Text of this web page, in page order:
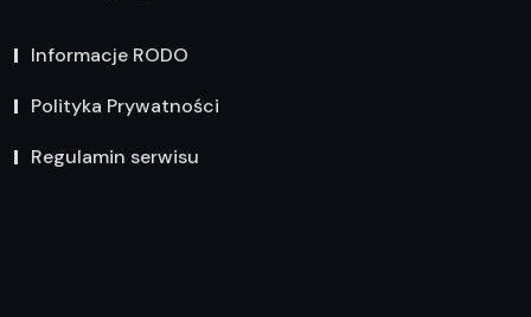
Informacje RODO
Polityka Prywatności
Regulamin serwisu